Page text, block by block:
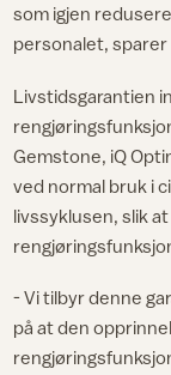
som igjen
personalet, sparer
Livstidsgarantien
Gemstone, iQ
ved normal bruk i
livssyklusen, slik
- Vi tilbyr denne
på at den